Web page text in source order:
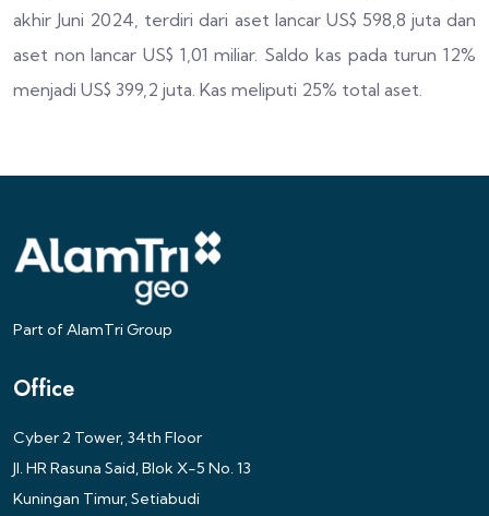
akhir Juni 2024, terdiri dari aset lancar US$ 598,8 juta dan
aset non lancar US$ 1,01 miliar. Saldo kas pada turun 12%
menjadi US$ 399,2 juta. Kas meliputi 25% total aset.
Part of AlamTri Group
Office
Cyber 2 Tower, 34th Floor
Jl. HR Rasuna Said, Blok X-5 No. 13
Kuningan Timur, Setiabudi